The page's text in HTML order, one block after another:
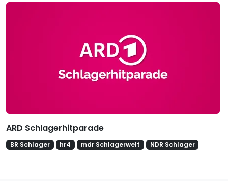
ARD Schlagerhitparade
BR Schlager hr4 mdr Schlagerwelt NDR Schlager